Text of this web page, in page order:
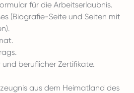
für die Arbeitserlaubnis.
(Biografie-Seite und Seiten mit
beruflicher Zertifikate.
aus dem Heimatland des